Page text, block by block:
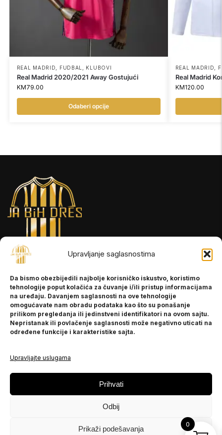
Upravljanje saglasnostima
Da bismo obezbijedili najbolje korisničko iskustvo, koristimo
tehnologije poput kolačića za čuvanje i/ili pristup informacijama
na uređaju. Davanjem saglasnosti na ove tehnologije
omogućavate nam obradu podataka kao što su ponašanje
prilikom pregledanja ili jedinstveni identifikatori na ovom sajtu.
Nepristanak ili povlačenje saglasnosti može negativno uticati na
određene funkcije i karakteristike sajta.
Upravljajte uslugama
Prihvati
Odbij
Prikaži podešavanja
REAL MADRID FUDBAL KLUBOVI
Real Madrid 2020/2021 Away Gostujući
KM79.00
Odaberi opcije
REAL MADRID
Real Madrid
KM120.00
INFORMACIJE
O nama
Kontakt
POMOĆ
Politika privatnosti
PRATITE NAS
Instagram
0